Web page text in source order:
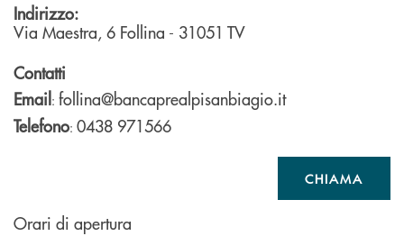
Indirizzo:
Via Maestra, 6 Follina - 31051 TV
Contatti
Email: follina@bancaprealpisanbiagio.it
Telefono: 0438 971566
CHIAMA
Orari di apertura